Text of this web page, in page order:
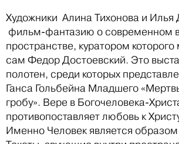
Художники Алина Тихонова и Илья
фильм-фантазию о современном
пространстве, куратором которого
сам Федор Достоевский. Это
полотен, среди которых
Ганса Гольбейна Младшего
гробу». Вере в Богочеловека-
противопоставляет любовь к
Именно Человек является